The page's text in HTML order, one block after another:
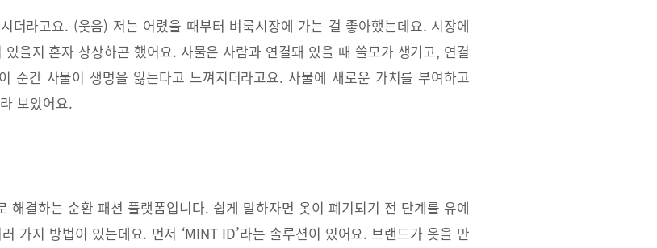
더라고요. (웃음) 저는 어렸을 때부터 벼룩시장에 가는 걸 좋아했는데요. 시장에
을지 혼자 상상하곤 했어요. 사물은 사람과 연결돼 있을 때 쓸모가 생기고, 연결
순간 사물이 생명을 잃는다고 느껴지더라고요. 사물에 새로운 가치를 부여하고
보았어요.
해결하는 순환 패션 플랫폼입니다. 쉽게 말하자면 옷이 폐기되기 전 단계를 유예
가지 방법이 있는데요. 먼저 ‘MINT ID’라는 솔루션이 있어요. 브랜드가 옷을 만